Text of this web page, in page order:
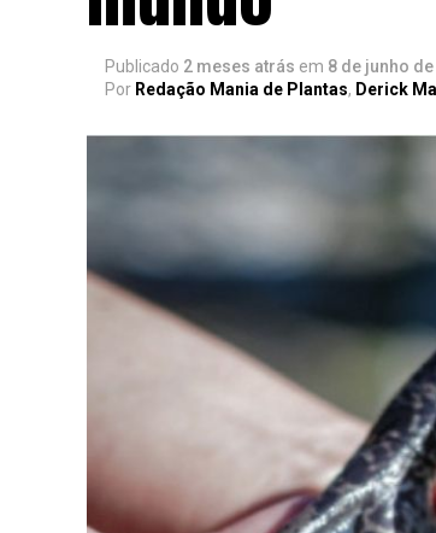
Publicado 2 meses atrás em 8 de junho
Por Redação Mania de Plantas, Derick